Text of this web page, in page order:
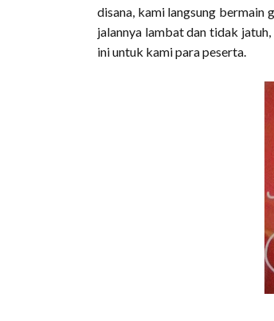
disana, kami langsung bermain
jalannya lambat dan tidak jatuh,
ini untuk kami para peserta.